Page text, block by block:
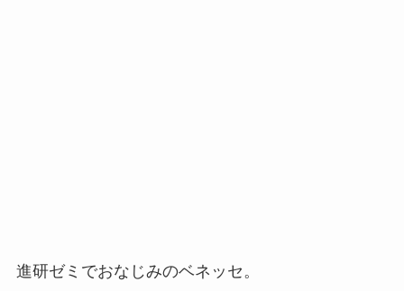
進研ゼミでおなじみのベネッセ。